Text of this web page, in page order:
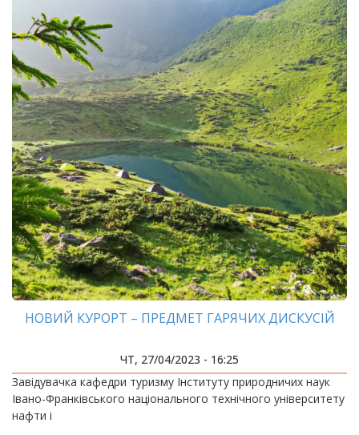
НОВИЙ КУРОРТ – ПРЕДМЕТ ГАРЯЧИХ ДИСКУСІЙ
ЧТ, 27/04/2023 - 16:25
Завідувачка кафедри туризму Інституту природничих наук
Івано-Франківського національного технічного університету
нафти і